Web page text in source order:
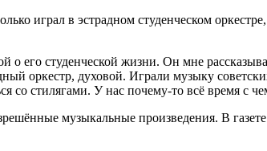
играл в эстрадном студенческом
о его студенческой жизни. Он мне
оркестр, духовой. Играли музыку
со стилягами. У нас почему-то всё время с
музыкальные произведения. В